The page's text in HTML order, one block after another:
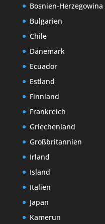
Bosnien-Herzegowina
Bulgarien
Chile
Dänemark
Ecuador
Estland
Finnland
Frankreich
Griechenland
Großbritannien
Irland
Island
Italien
Japan
Kamerun